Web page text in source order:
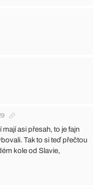
asi přesah, to je fajn
Tak to si teď přečtou
kole od Slavie,